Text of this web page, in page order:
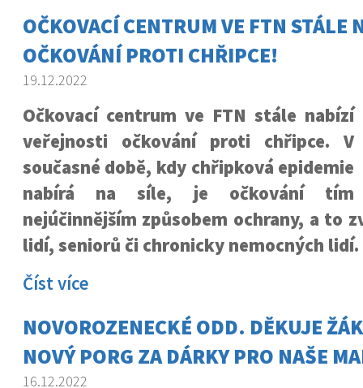
OČKOVACÍ CENTRUM VE FTN STÁLE
OČKOVÁNÍ PROTI CHŘIPCE!
19.12.2022
Očkovací centrum ve FTN stále nabízí
veřejnosti očkování proti chřipce. V
současné době, kdy chřipková epidemie
nabírá na síle, je očkování tím
nejúčinnějším způsobem ochrany, a to
lidí, seniorů či chronicky nemocných lidí.
Číst více
NOVOROZENECKÉ ODD. DĚKUJE
NOVÝ PORG ZA DÁRKY PRO NAŠE
16.12.2022